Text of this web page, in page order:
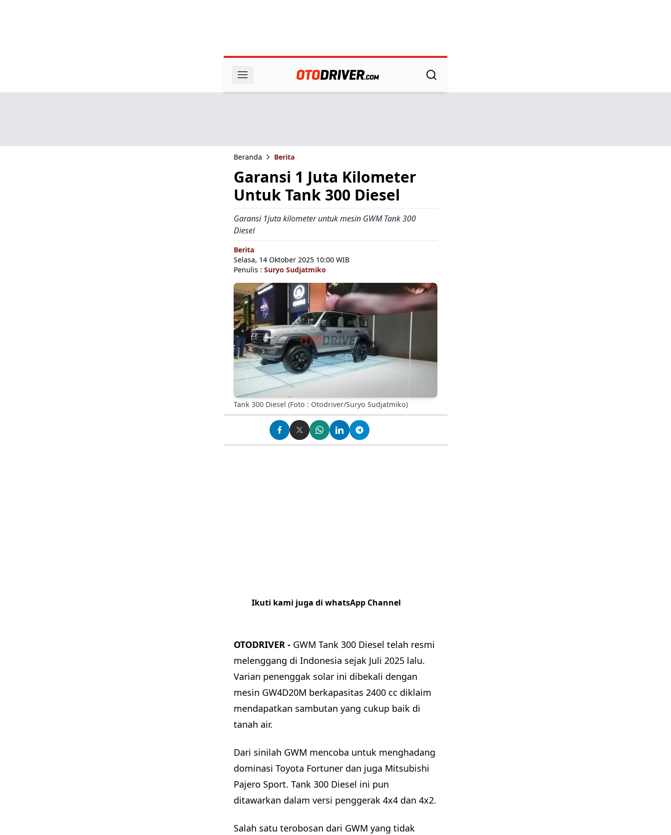
Beranda Berita
Garansi 1 Juta Kilometer
Untuk Tank 300 Diesel
Garansi 1juta kilometer untuk mesin GWM Tank 300
Diesel
Berita
Selasa, 14 Oktober 2025 10:00 WIB
Penulis : Suryo Sudjatmiko
Tank 300 Diesel (Foto : Otodriver/Suryo Sudjatmiko)
Ikuti kami juga di whatsApp Channel
OTODRIVER - GWM Tank 300 Diesel telah resmi
melenggang di Indonesia sejak Juli 2025 lalu.
Varian penenggak solar ini dibekali dengan
mesin GW4D20M berkapasitas 2400 cc diklaim
mendapatkan sambutan yang cukup baik di
tanah air.
Dari sinilah GWM mencoba untuk menghadang
dominasi Toyota Fortuner dan juga Mitsubishi
Pajero Sport. Tank 300 Diesel ini pun
ditawarkan dalam versi penggerak 4x4 dan 4x2.
Salah satu terobosan dari GWM yang tidak